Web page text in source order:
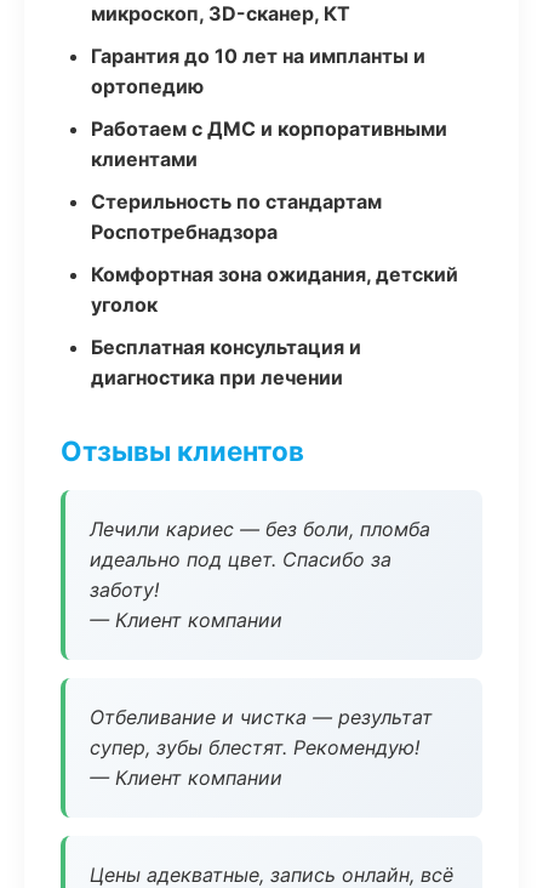
микроскоп, 3D-сканер, КТ
Гарантия до 10 лет на импланты и
ортопедию
Работаем с ДМС и корпоративными
клиентами
Стерильность по стандартам
Роспотребнадзора
Комфортная зона ожидания, детский
уголок
Бесплатная консультация и
диагностика при лечении
Отзывы клиентов
Лечили кариес — без боли, пломба
идеально под цвет. Спасибо за
заботу!
— Клиент компании
Отбеливание и чистка — результат
супер, зубы блестят. Рекомендую!
— Клиент компании
Цены адекватные, запись онлайн, всё